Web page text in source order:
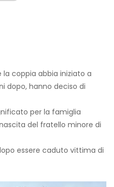
coppia abbia iniziato a
dopo, hanno deciso di
per la famiglia
del fratello minore di
essere caduto vittima di